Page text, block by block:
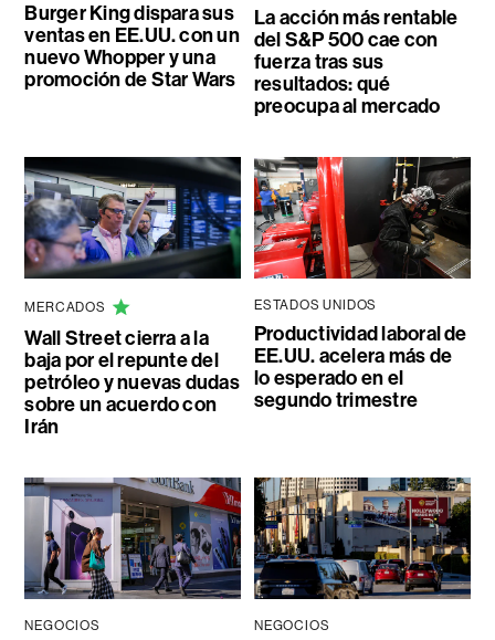
Burger King dispara sus
ventas en EE.UU. con un
nuevo Whopper y una
promoción de Star Wars
La acción más rentable
del S&P 500 cae con
fuerza tras sus
resultados: qué
preocupa al mercado
MERCADOS
Wall Street cierra a la
baja por el repunte del
petróleo y nuevas dudas
sobre un acuerdo con
Irán
ESTADOS UNIDOS
Productividad laboral de
EE.UU. acelera más de
lo esperado en el
segundo trimestre
NEGOCIOS NEGOCIOS